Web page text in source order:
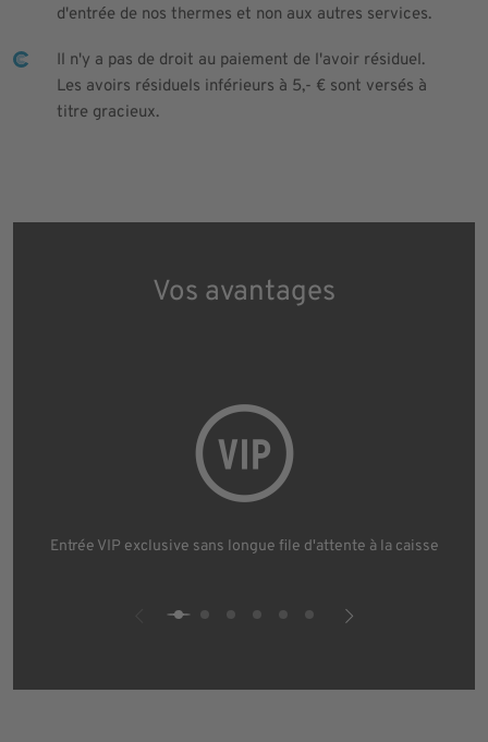
d'entrée de nos thermes et non aux autres services.
Il n'y a pas de droit au paiement de l'avoir résiduel.
Les avoirs résiduels inférieurs à 5,- € sont versés à
titre gracieux.
Vos avantages
Entrée VIP exclusive sans longue file d'attente à la caisse